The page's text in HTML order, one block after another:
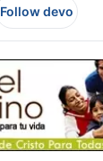
Follow devo